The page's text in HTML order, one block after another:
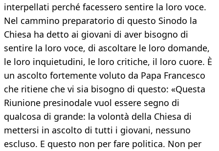
interpellati perché facessero sentire la loro voce.
Nel cammino preparatorio di questo Sinodo la
Chiesa ha detto ai giovani di aver bisogno di
sentire la loro voce, di ascoltare le loro domande,
le loro inquietudini, le loro critiche, il loro cuore. È
un ascolto fortemente voluto da Papa Francesco
che ritiene che vi sia bisogno di questo: «Questa
Riunione presinodale vuol essere segno di
qualcosa di grande: la volontà della Chiesa di
mettersi in ascolto di tutti i giovani, nessuno
escluso. E questo non per fare politica. Non per